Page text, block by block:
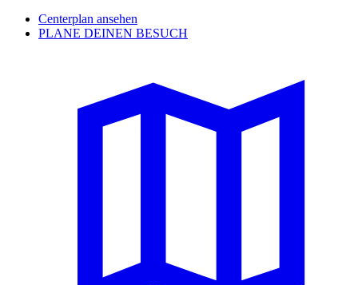
Centerplan ansehen
PLANE DEINEN BESUCH